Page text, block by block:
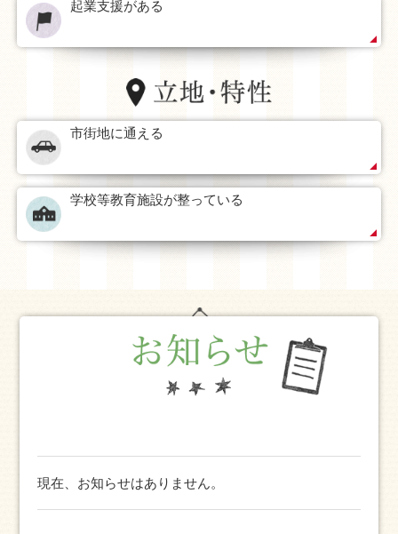
起業支援がある
市街地に通える
学校等教育施設が整っている
現在、お知らせはありません。